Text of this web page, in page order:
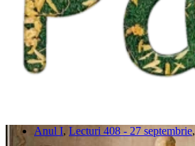
Anul I, Lecturi 408 - 27 septembrie,